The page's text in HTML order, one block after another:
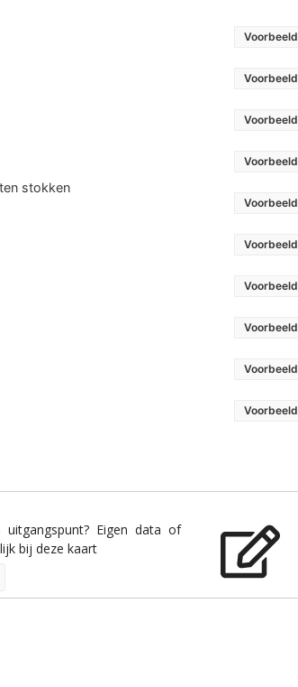
Voorbeeld
Voorbeeld
Voorbeeld
Voorbeeld
stokken
Voorbeeld
Voorbeeld
Voorbeeld
Voorbeeld
Voorbeeld
Voorbeeld
Eigen data of
bij deze kaart